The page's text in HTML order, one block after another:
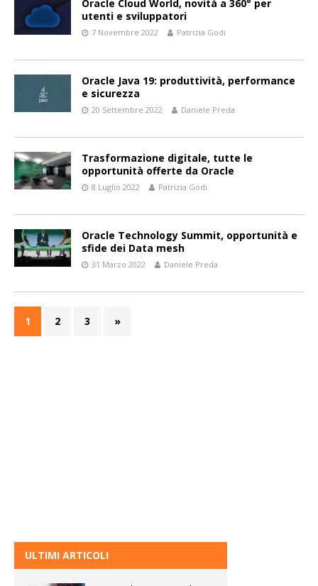
Oracle Cloud World, novità a 360° per
utenti e sviluppatori
7 Novembre 2022 Patrizia Godi
Oracle Java 19: produttività, performance
e sicurezza
20 Settembre 2022 Daniele Preda
Trasformazione digitale, tutte le
opportunità offerte da Oracle
8 Luglio 2022 Patrizia Godi
Oracle Technology Summit, opportunità e
sfide dei Data mesh
31 Marzo 2022 Daniele Preda
1 2 3 »
ULTIMI ARTICOLI